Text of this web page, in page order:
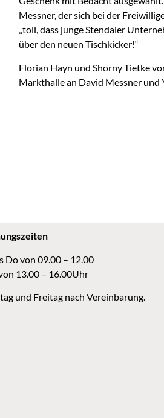
Messner, der sich bei der
„toll, dass junge Stendaler
über den neuen Tischkicker!“
Florian Hayn und Shorny Tietke
Markthalle an David Messner und
Do von 09.00 – 12.00
13.00 – 16.00Uhr
und Freitag nach Vereinbarung.